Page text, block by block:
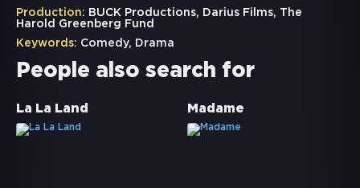
Production: BUCK Productions, Darius Films, The
Harold Greenberg Fund
Keywords: Comedy, Drama
People also search for
La La Land Madame